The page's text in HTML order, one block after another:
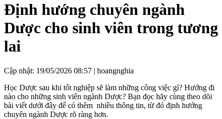
Định hướng chuyên ngành
Dược cho sinh viên trong tương
lai
Cập nhật: 19/05/2026 08:57 | hoangnghia
Học Dược sau khi tốt nghiệp sẽ làm những công việc gì? Hướng đi
nào cho những sinh viên ngành Dược? Bạn đọc hãy cùng theo dõi
bài viết dưới đây để có thêm nhiều thông tin, từ đó định hướng
chuyên ngành Dược rõ ràng hơn.